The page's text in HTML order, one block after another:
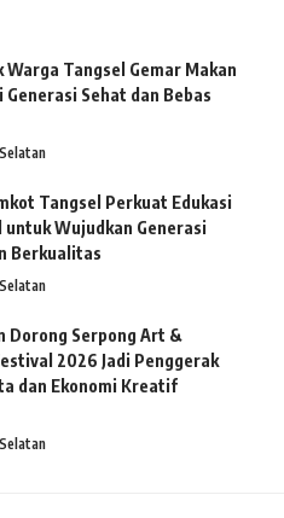
Warga Tangsel Gemar Makan
Generasi Sehat dan Bebas
Tangsel Perkuat Edukasi
untuk Wujudkan Generasi
Berkualitas
Dorong Serpong Art &
2026 Jadi Penggerak
dan Ekonomi Kreatif